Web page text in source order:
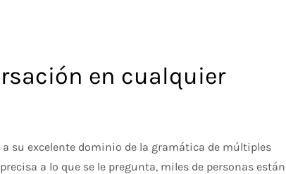
en cualquier
su excelente dominio de la gramática de múltiples
a lo que se le pregunta, miles de personas están